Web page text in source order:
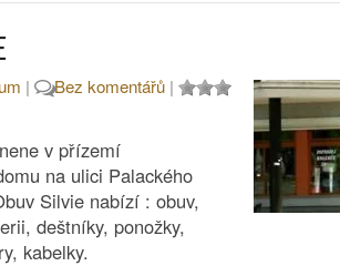
| Bez komentářů |
v přízemí
na ulici Palackého
Silvie nabízí : obuv,
deštníky, ponožky,
kabelky.